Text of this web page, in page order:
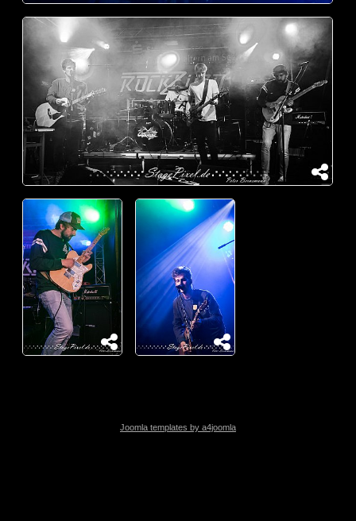
Joomla templates by a4joomla